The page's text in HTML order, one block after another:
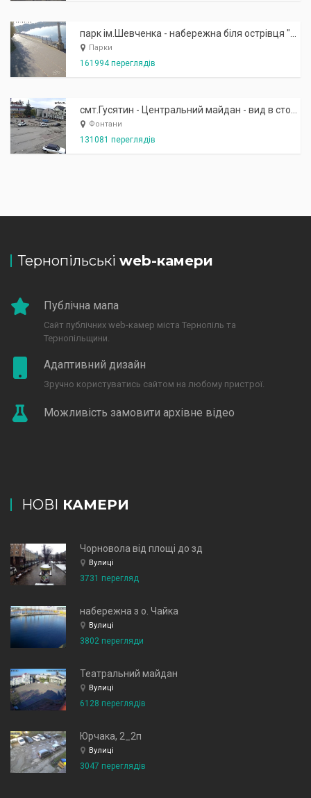
Парки
161994 переглядів
Фонтани
131081 переглядів
Тернопільські web-камери
Публічна мапа
Сайт публічних web-камер міста Тернопіль та
Тернопільщини.
Адаптивний дизайн
Зручно користуватись сайтом на любому пристрої.
Можливість замовити архівне відео
НОВІ КАМЕРИ
Чорновола від площі до зд
Вулиці
3731 перегляд
набережна з о. Чайка
Вулиці
3802 перегляди
Театральний майдан
Вулиці
6128 переглядів
Юрчака, 2_2п
Вулиці
3047 переглядів